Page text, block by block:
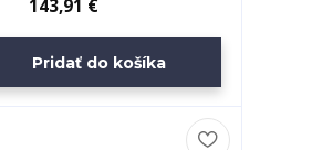
143,91 €
Pridať do košíka